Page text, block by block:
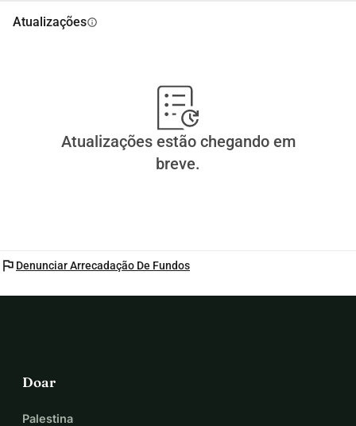
Atualizaçõesinfo
Atualizações estão chegando em
breve.
flag Denunciar Arrecadação De Fundos
Doar
Palestina